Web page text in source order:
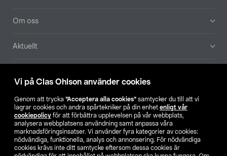
Vi på Clas Ohlson använder cookies
Genom att trycka ”Acceptera alla cookies” samtycker du till att vi
lagrar cookies och andra spårtekniker på din enhet enligt vår
cookiepolicy för att förbättra upplevelsen på vår webbplats,
analysera webbplatsens användning samt anpassa våra
marknadsföringsinsatser. Vi använder fyra kategorier av cookies:
nödvändiga, funktionella, analys och annonsering. För nödvändiga
cookies krävs inte ditt samtycke eftersom dessa cookies är
Om oss
Aktuellt
Hitta butik
SE NO FI